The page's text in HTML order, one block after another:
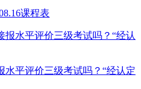
课程表
平评价三级考试吗？“经认定